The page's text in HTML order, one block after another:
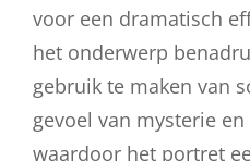
voor een dramatisch
het onderwerp
gebruik te maken van
gevoel van mysterie
waardoor het portret